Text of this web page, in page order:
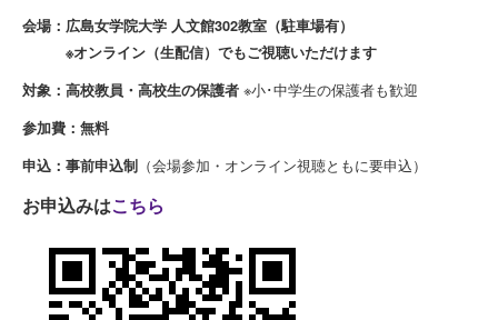
会場：広島女学院大学 人文館302教室（駐車場有）
※オンライン（生配信）でもご視聴いただけます
対象：高校教員・高校生の保護者 ※小･中学生の保護者も歓迎
参加費：無料
申込：事前申込制
（会場参加・オンライン視聴ともに要申込）
お申込みはこちら